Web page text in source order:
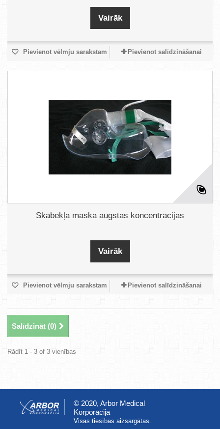
Vairāk
Pievienot vēlmju sarakstam Pievienot salīdzināšanai
Skābekļa maska augstas koncentrācijas
Vairāk
Pievienot vēlmju sarakstam Pievienot salīdzināšanai
Salīdzināt (0)
Rādīt 1 - 3 of 3 vienības
© 2020, Arbor Medical
Korporācija
Visas tiesības aizsargātas.